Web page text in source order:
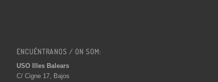
ENCUÉNTRANOS / ON SOM:
USO Illes Balears
C/ Cigne 17, Bajos